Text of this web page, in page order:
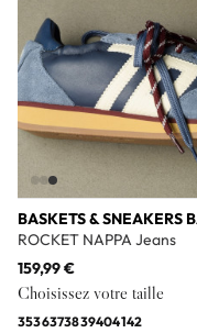
BASKETS & SNEAKERS
ROCKET NAPPA Jeans
159,99 €
Choisissez votre taille
3536373839404142